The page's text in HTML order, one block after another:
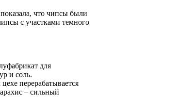
что чипсы были
с участками темного
для
и соль.
перерабатывается
– сильный